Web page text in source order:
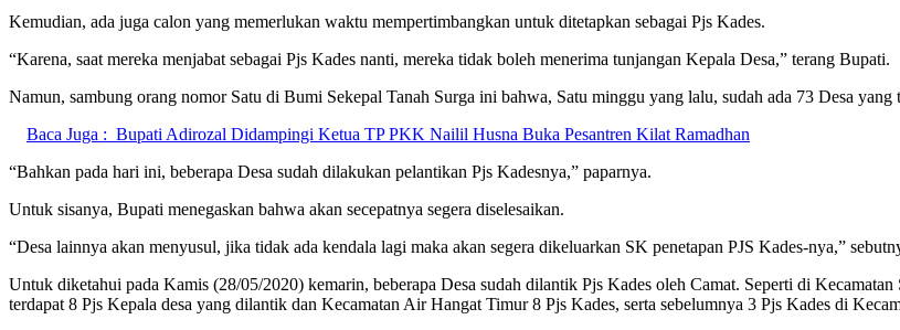
Kemudian, ada juga calon yang memerlukan waktu mempertimbangkan untuk ditetapkan sebagai Pjs Kades.
“Karena, saat mereka menjabat sebagai Pjs Kades nanti, mereka tidak boleh menerima tunjangan Kepala Desa,” terang Bupati.
Namun, sambung orang nomor Satu di Bumi Sekepal Tanah Surga ini bahwa, Satu minggu yang lalu, sudah ada 73 Desa yang
Baca Juga : Bupati Adirozal Didampingi Ketua TP PKK Nailil Husna Buka Pesantren Kilat Ramadhan
“Bahkan pada hari ini, beberapa Desa sudah dilakukan pelantikan Pjs Kadesnya,” paparnya.
Untuk sisanya, Bupati menegaskan bahwa akan secepatnya segera diselesaikan.
“Desa lainnya akan menyusul, jika tidak ada kendala lagi maka akan segera dikeluarkan SK penetapan PJS Kades-nya,”
Untuk diketahui pada Kamis (28/05/2020) kemarin, beberapa Desa sudah dilantik Pjs Kades oleh Camat. Seperti di
terdapat 8 Pjs Kepala desa yang dilantik dan Kecamatan Air Hangat Timur 8 Pjs Kades, serta sebelumnya 3 Pjs Kades di